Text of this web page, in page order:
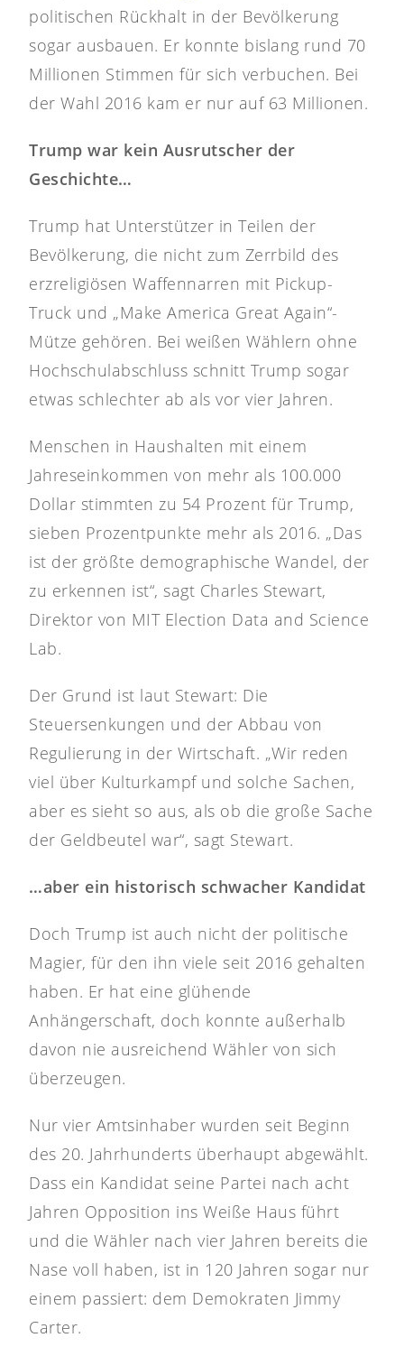
politischen Rückhalt in der Bevölkerung
sogar ausbauen. Er konnte bislang rund 70
Millionen Stimmen für sich verbuchen. Bei
der Wahl 2016 kam er nur auf 63 Millionen.
Trump war kein Ausrutscher der
Geschichte…
Trump hat Unterstützer in Teilen der
Bevölkerung, die nicht zum Zerrbild des
erzreligiösen Waffennarren mit Pickup-
Truck und „Make America Great Again“-
Mütze gehören. Bei weißen Wählern ohne
Hochschulabschluss schnitt Trump sogar
etwas schlechter ab als vor vier Jahren.
Menschen in Haushalten mit einem
Jahreseinkommen von mehr als 100.000
Dollar stimmten zu 54 Prozent für Trump,
sieben Prozentpunkte mehr als 2016. „Das
ist der größte demographische Wandel, der
zu erkennen ist“, sagt Charles Stewart,
Direktor von MIT Election Data and Science
Lab.
Der Grund ist laut Stewart: Die
Steuersenkungen und der Abbau von
Regulierung in der Wirtschaft. „Wir reden
viel über Kulturkampf und solche Sachen,
aber es sieht so aus, als ob die große Sache
der Geldbeutel war“, sagt Stewart.
…aber ein historisch schwacher Kandidat
Doch Trump ist auch nicht der politische
Magier, für den ihn viele seit 2016 gehalten
haben. Er hat eine glühende
Anhängerschaft, doch konnte außerhalb
davon nie ausreichend Wähler von sich
überzeugen.
Nur vier Amtsinhaber wurden seit Beginn
des 20. Jahrhunderts überhaupt abgewählt.
Dass ein Kandidat seine Partei nach acht
Jahren Opposition ins Weiße Haus führt
und die Wähler nach vier Jahren bereits die
Nase voll haben, ist in 120 Jahren sogar nur
einem passiert: dem Demokraten Jimmy
Carter.